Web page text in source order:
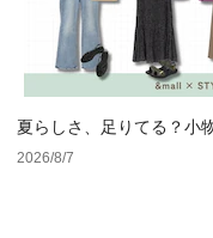
夏らしさ、足りてる？小
ーデ4選
2026/8/7